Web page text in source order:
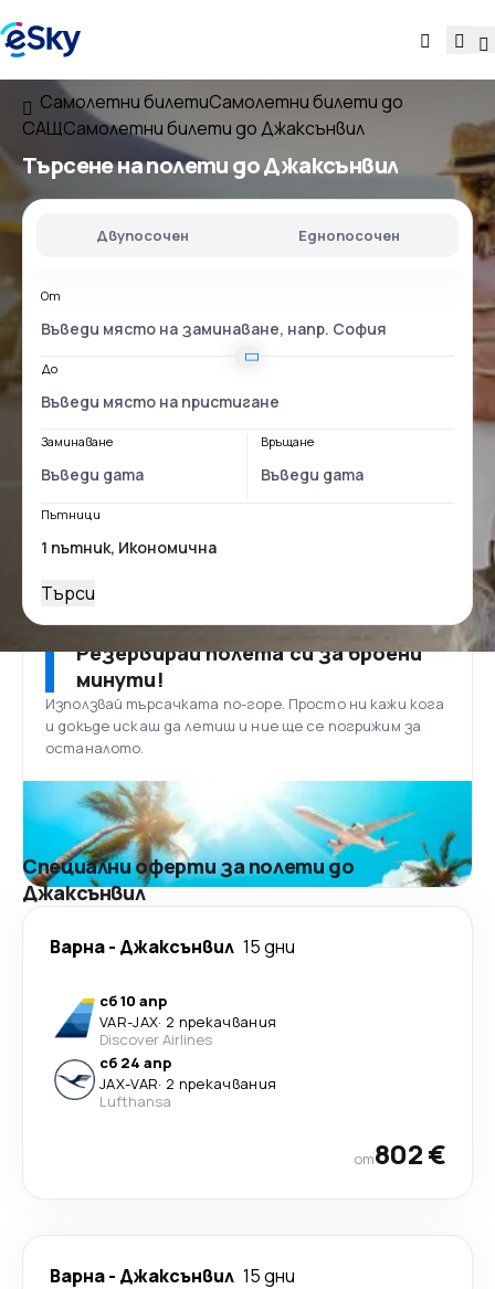
Самолетни билетиСамолетни билети до
САЩСамолетни билети до Джаксънвил
Търсене на полети до Джаксънвил
Двупосочен Еднопосочен
От
До
Заминаване Връщане
Пътници
Търси
Резервирай полета си за броени
минути!
Използвай търсачката по-горе. Просто ни кажи кога
и докъде искаш да летиш и ние ще се погрижим за
останалото.
Специални оферти за полети до
Джаксънвил
Варна- Джаксънвил 15 дни
сб 10 апр
VAR-JAX· 2 прекачвания
Discover Airlines
сб 24 апр
JAX-VAR· 2 прекачвания
Lufthansa
от802 €
Варна- Джаксънвил 15 дни